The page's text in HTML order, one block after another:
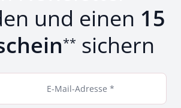
und einen 15
** sichern
E-Mail-Adresse *